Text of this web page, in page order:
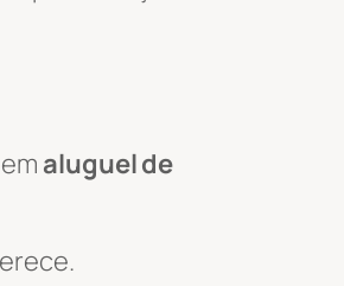
aluguel de